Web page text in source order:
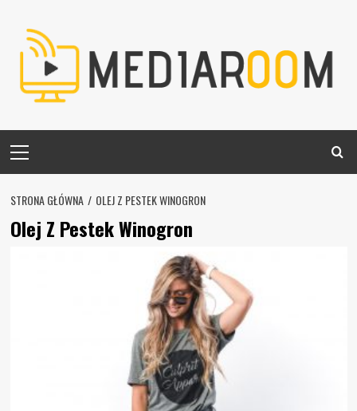
content
Menu
STRONA GŁÓWNA OLEJ Z PESTEK WINOGRON
Olej Z Pestek Winogron